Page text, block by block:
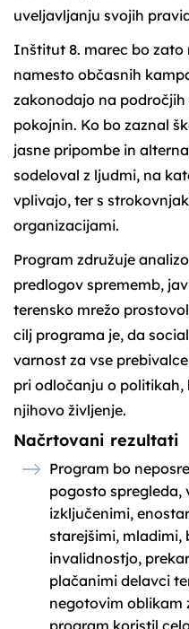
uveljavljanju svojih
Inštitut 8. marec bo
namesto občasnih
zakonodajo na
pokojnin. Ko bo zaznal
jasne pripombe in
sodeloval z ljudmi, na
vplivajo, ter s
organizacijami.
Program združuje
predlogov sprememb,
terensko mrežo
cilj programa je, da
varnost za vse
pri odločanju o politikah,
njihovo življenje.
Načrtovani rezultati
Program bo
pogosto spregleda,
izključenimi,
starejšimi, mladimi,
invalidnostjo,
plačanimi delavci
negotovim oblikam
program koristil